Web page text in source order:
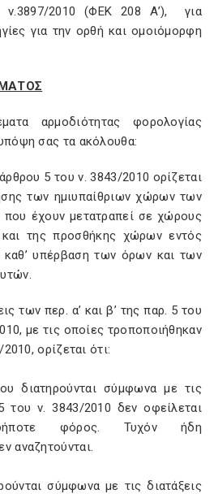
2010 (ΦΕΚ 208 Α’), για
για την ορθή και ομοιόμορφη
αρμοδιότητας φορολογίας
σας τα ακόλουθα:
5 του ν. 3843/2010 ορίζεται
των ημιυπαίθριων χώρων των
έχουν μετατραπεί σε χώρους
της προσθήκης χώρων εντός
καθ’ υπέρβαση των όρων και των
των περ. α’ και β’ της παρ. 5 του
με τις οποίες τροποποιήθηκαν
ορίζεται ότι:
διατηρούνται σύμφωνα με τις
του ν. 3843/2010 δεν οφείλεται
φόρος. Τυχόν ήδη
αναζητούνται.
σύμφωνα με τις διατάξεις